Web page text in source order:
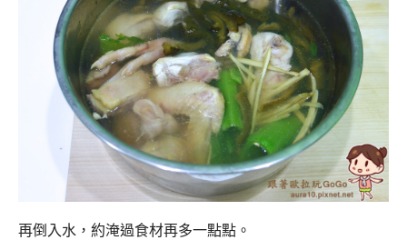
再倒入水，約淹過食材再多一點點。